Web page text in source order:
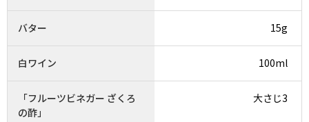
バター 15g
白ワイン 100ml
「フルーツビネガー ざくろ
の酢」
大さじ3